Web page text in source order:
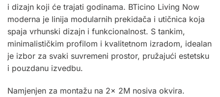
i dizajn koji će trajati godinama. BTicino Living Now
moderna je linija modularnih prekidača i utičnica koja
spaja vrhunski dizajn i funkcionalnost. S tankim,
minimalističkim profilom i kvalitetnom izradom, idealan
je izbor za svaki suvremeni prostor, pružajući estetsku
i pouzdanu izvedbu.
Namjenjen za montažu na 2x 2M nosiva okvira.